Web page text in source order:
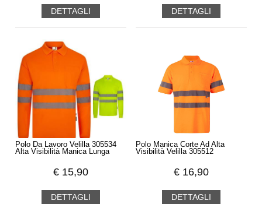
DETTAGLI DETTAGLI
Polo Da Lavoro Velilla 305534
Alta Visibilità Manica Lunga
€ 15,90
DETTAGLI
Polo Manica Corte Ad Alta
Visibilità Velilla 305512
€ 16,90
DETTAGLI